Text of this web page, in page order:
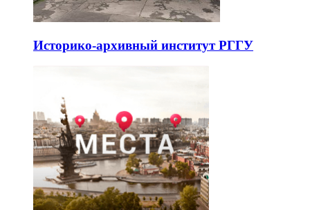
Историко-архивный институт РГГУ